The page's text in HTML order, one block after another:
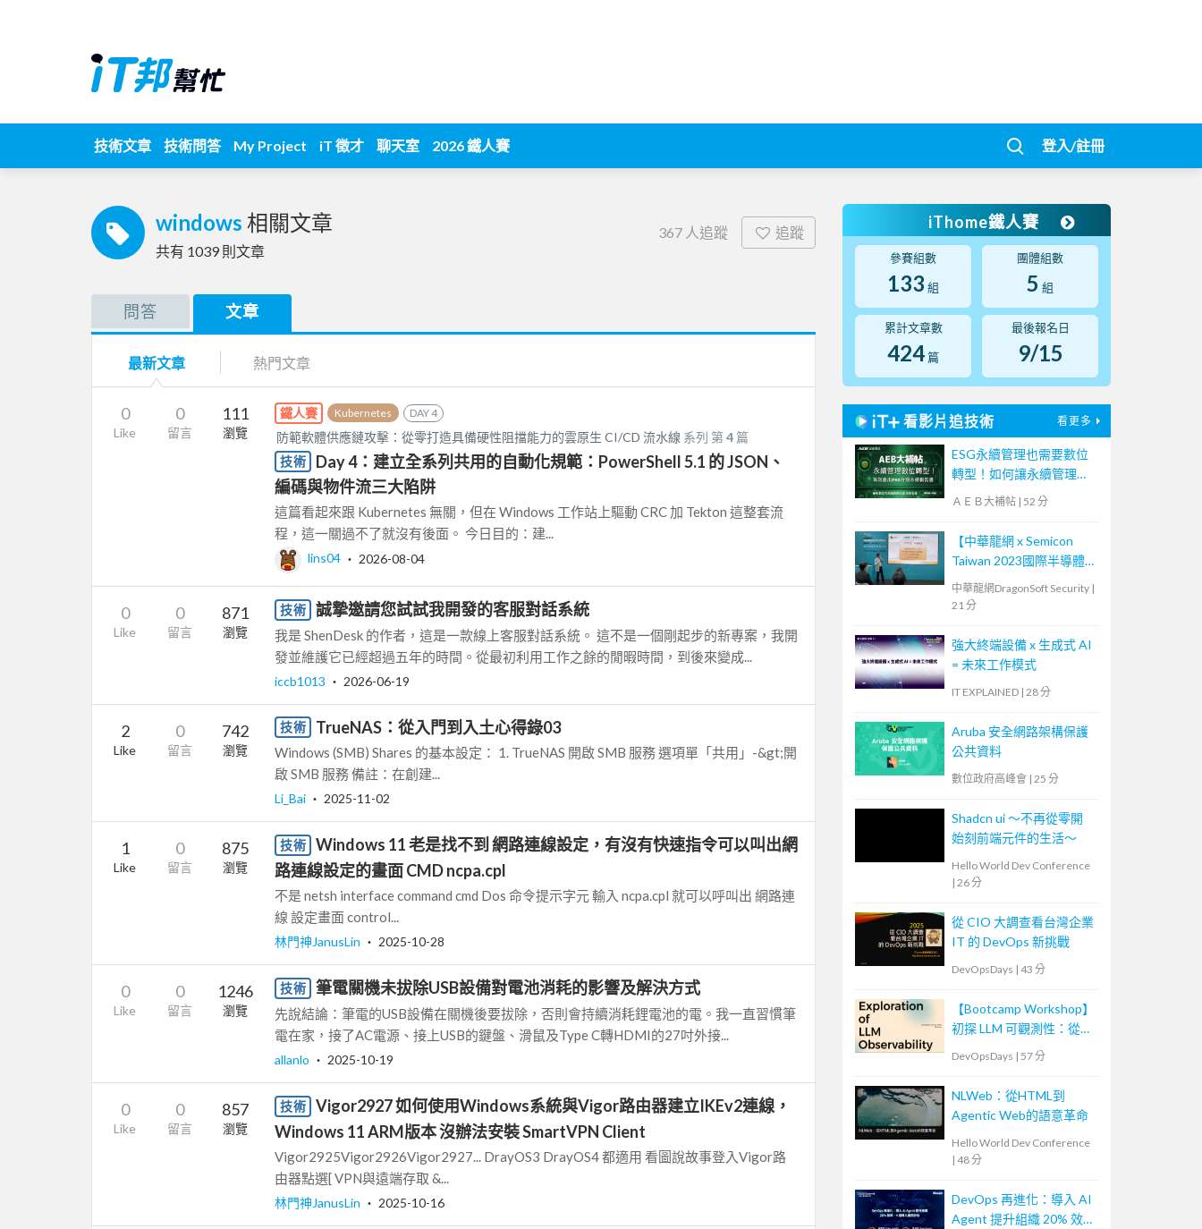
技術文章 技術問答 My Project iT 徵才 聊天室 2026 鐵人賽 登入/註冊
windows 相關文章
共有 1039 則文章
367 人追蹤 追蹤
問答 文章
最新文章 熱門文章
0
Like
0
留言
111
瀏覽
鐵人賽 Kubernetes DAY 4
防範軟體供應鏈攻擊：從零打造具備硬性阻擋能力的雲原生 CI/CD 流水線 系列 第4 篇
技術
Day 4：建立全系列共用的自動化規範：PowerShell 5.1 的 JSON、
編碼與物件流三大陷阱
這篇看起來跟 Kubernetes 無關，但在 Windows 工作站上驅動 CRC 加 Tekton 這整套流
程，這一關過不了就沒有後面。 今日目的：建...
lins04 ‧ 2026-08-04
0
Like
0
留言
871
瀏覽
技術 誠摯邀請您試試我開發的客服對話系統
我是 ShenDesk 的作者，這是一款線上客服對話系統。 這不是一個剛起步的新專案，我開
發並維護它已經超過五年的時間。從最初利用工作之餘的閒暇時間，到後來變成...
iccb1013 ‧ 2026-06-19
2
Like
0
留言
742
瀏覽
技術 TrueNAS：從入門到入土心得錄03
Windows (SMB) Shares 的基本設定： 1. TrueNAS 開啟 SMB 服務 選項單「共用」-&gt;開
啟 SMB 服務 備註：在創建...
Li_Bai ‧ 2025-11-02
1
Like
0
留言
875
瀏覽
技術
Windows 11 老是找不到 網路連線設定，有沒有快速指令可以叫出網
路連線設定的畫面 CMD ncpa.cpl
不是 netsh interface command cmd Dos 命令提示字元 輸入 ncpa.cpl 就可以呼叫出 網路連
線 設定畫面 control...
林門神JanusLin ‧ 2025-10-28
0
Like
0
留言
1246
瀏覽
技術 筆電關機未拔除USB設備對電池消耗的影響及解決方式
先說結論：筆電的USB設備在關機後要拔除，否則會持續消耗鋰電池的電。我一直習慣筆
電在家，接了AC電源、接上USB的鍵盤、滑鼠及Type C轉HDMI的27吋外接...
allanlo ‧ 2025-10-19
0
Like
0
留言
857
瀏覽
技術
Vigor2927 如何使用Windows系統與Vigor路由器建立IKEv2連線，
Windows 11 ARM版本 沒辦法安裝 SmartVPN Client
Vigor2925Vigor2926Vigor2927... DrayOS3 DrayOS4 都適用 看圖說故事登入Vigor路
由器點選[ VPN與遠端存取 &...
林門神JanusLin ‧ 2025-10-16
iThome鐵人賽
參賽組數
133 組
團體組數
5 組
累計文章數
424 篇
最後報名日
9/15
看影片追技術 看更多
ESG永續管理也需要數位
轉型！如何讓永續管理既
高效又符合國際標章？
ＡＥＢ大補帖 | 52 分
【中華龍網 x Semicon
Taiwan 2023國際半導體
展】供應鏈資安與零信任_
演講(中華龍網總經理-孫
中華龍網DragonSoft Security |
21 分
強大終端設備 x 生成式 AI
= 未來工作模式
IT EXPLAINED | 28 分
Aruba 安全網路架構保護
公共資料
數位政府高峰會 | 25 分
Shadcn ui ～不再從零開
始刻前端元件的生活～
Hello World Dev Conference
| 26 分
從 CIO 大調查看台灣企業
IT 的 DevOps 新挑戰
DevOpsDays | 43 分
【Bootcamp Workshop】
初探 LLM 可觀測性：從概
DevOpsDays | 57 分
NLWeb：從HTML到
Agentic Web的語意革命
Hello World Dev Conference
| 48 分
DevOps 再進化：導入 AI
Agent 提升組織 20% 效